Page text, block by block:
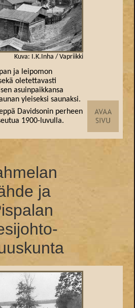
Kuva: I.K.Inha / Vapriikki
ja leipomon
oletettavasti
asuinpaikkansa
yleiseksi saunaksi.
Davidsonin perheen
1900-luvulla.
ja